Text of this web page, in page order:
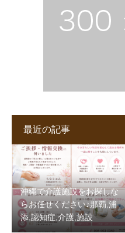
最近の記事
沖縄で介護施設をお探しな
らお任せください♪那覇,浦
添,認知症,介護,施設